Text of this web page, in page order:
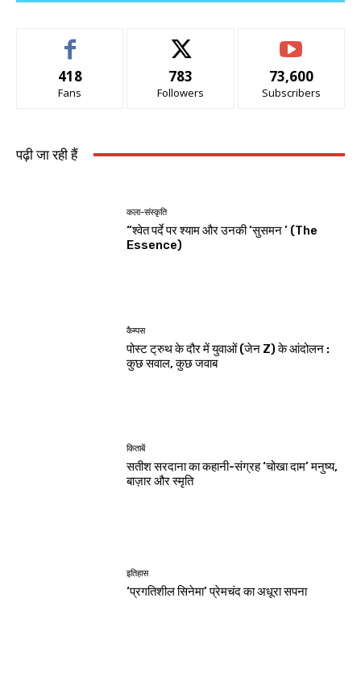
418
Fans
783
Followers
73,600
Subscribers
पढ़ी जा रही हैं
कला-संस्कृति
“श्वेत पर्दे पर श्याम और उनकी ‘सुसमन ’ (The
Essence)
कैम्पस
पोस्ट ट्रुथ के दौर में युवाओं (जेन Z) के आंदोलन :
कुछ सवाल, कुछ जवाब
किताबें
सतीश सरदाना का कहानी-संग्रह ‘चोखा दाम’ मनुष्य,
बाज़ार और स्मृति
इतिहास
‘प्रगतिशील सिनेमा’ प्रेमचंद का अधूरा सपना